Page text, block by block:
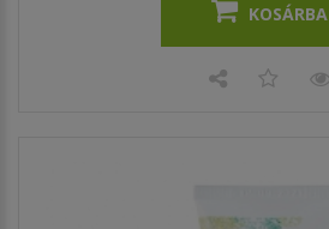
KOSÁRBA